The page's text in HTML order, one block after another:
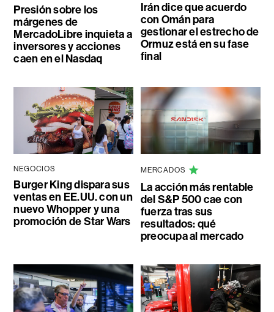
Presión sobre los
márgenes de
MercadoLibre inquieta a
inversores y acciones
caen en el Nasdaq
Irán dice que acuerdo
con Omán para
gestionar el estrecho de
Ormuz está en su fase
final
NEGOCIOS
Burger King dispara sus
ventas en EE.UU. con un
nuevo Whopper y una
promoción de Star Wars
MERCADOS
La acción más rentable
del S&P 500 cae con
fuerza tras sus
resultados: qué
preocupa al mercado